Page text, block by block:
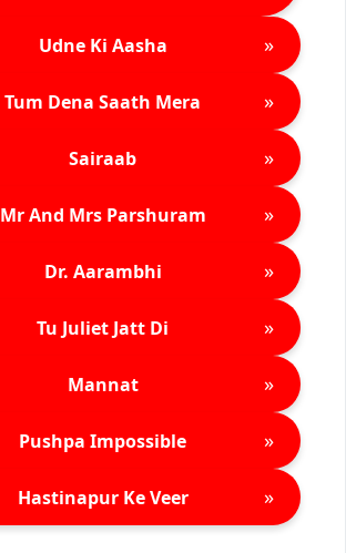
Udne Ki Aasha »
Tum Dena Saath Mera »
Sairaab »
Mr And Mrs Parshuram »
Dr. Aarambhi »
Tu Juliet Jatt Di »
Mannat »
Pushpa Impossible »
Hastinapur Ke Veer »